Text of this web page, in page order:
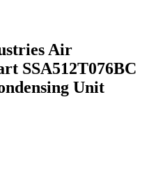
Air
SSA512T076BC
Unit